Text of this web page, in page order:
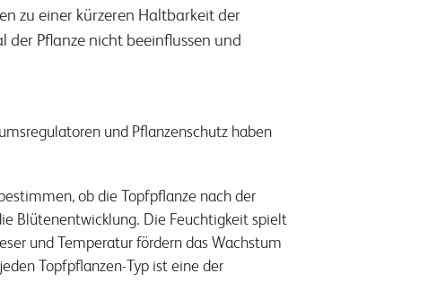
zu einer kürzeren Haltbarkeit der
Pflanze nicht beeinflussen und
und Pflanzenschutz haben
ob die Topfpflanze nach der
Blütenentwicklung. Die Feuchtigkeit spielt
und Temperatur fördern das Wachstum
Topfpflanzen-Typ ist eine der